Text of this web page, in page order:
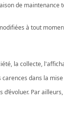
de
à tout
la collecte,
dans la
Par